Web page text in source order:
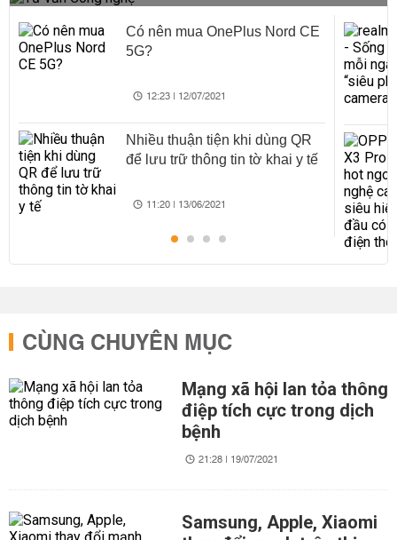
Có nên mua OnePlus Nord CE
5G?
12:23 | 12/07/2021
Nhiều thuận tiện khi dùng QR
để lưu trữ thông tin tờ khai y tế
11:20 | 13/06/2021
CÙNG CHUYÊN MỤC
Mạng xã hội lan tỏa thông
điệp tích cực trong dịch
bệnh
21:28 | 19/07/2021
Samsung, Apple, Xiaomi